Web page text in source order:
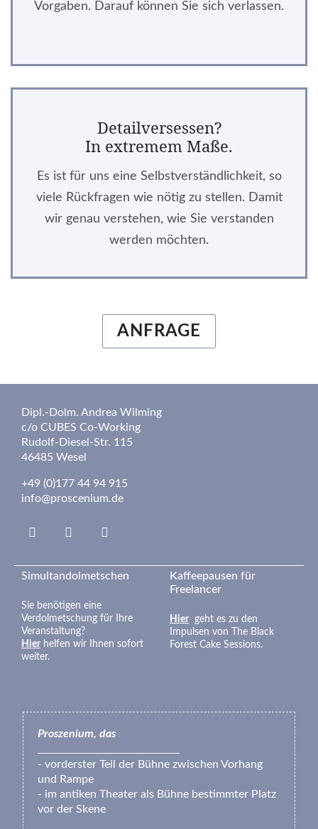
Vorgaben. Darauf können Sie sich verlassen.
Detailversessen?
In extremem Maße.
Es ist für uns eine Selbstverständlichkeit, so
viele Rückfragen wie nötig zu stellen. Damit
wir genau verstehen, wie Sie verstanden
werden möchten.
ANFRAGE
Dipl.-Dolm. Andrea Wilming
c/o CUBES Co-Working
Rudolf-Diesel-Str. 115
46485 Wesel
+49 (0)177 44 94 915
info@proscenium.de
Linkedin
google
Simultandolmetschen
Sie benötigen eine
Verdolmetschung für Ihre
Veranstaltung?
Hier helfen wir Ihnen sofort
weiter.
Kaffeepausen für
Freelancer
Hier geht es zu den
Impulsen von The Black
Forest Cake Sessions.
Proszenium, das
- vorderster Teil der Bühne zwischen Vorhang
und Rampe
- im antiken Theater als Bühne bestimmter Platz
vor der Skene